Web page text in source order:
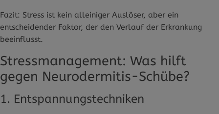
Fazit: Stress ist kein alleiniger Auslöser, aber ein
entscheidender Faktor, der den Verlauf der Erkrankung
beeinflusst.
Stressmanagement: Was hilft
gegen Neurodermitis-Schübe?
1. Entspannungstechniken